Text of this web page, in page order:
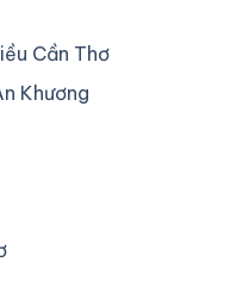
Cần Thơ
Khương